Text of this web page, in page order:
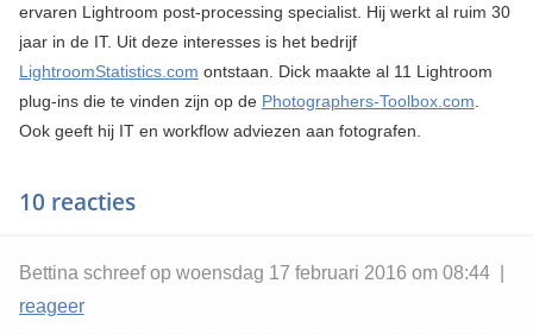
ervaren Lightroom post-processing specialist. Hij werkt al ruim 30
jaar in de IT. Uit deze interesses is het bedrijf
LightroomStatistics.com ontstaan. Dick maakte al 11 Lightroom
plug-ins die te vinden zijn op de Photographers-Toolbox.com.
Ook geeft hij IT en workflow adviezen aan fotografen.
10 reacties
Bettina schreef op woensdag 17 februari 2016 om 08:44 |
reageer